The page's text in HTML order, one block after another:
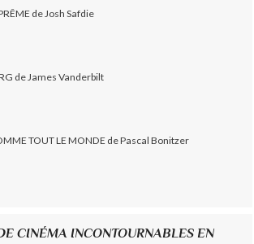
de Josh Safdie
de James Vanderbilt
TOUT LE MONDE de Pascal Bonitzer
CINÉMA INCONTOURNABLES EN